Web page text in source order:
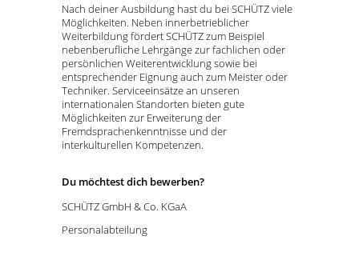
Nach deiner Ausbildung hast du bei SCHÜTZ viele
Möglichkeiten. Neben innerbetrieblicher
Weiterbildung fördert SCHÜTZ zum Beispiel
nebenberufliche Lehrgänge zur fachlichen oder
persönlichen Weiterentwicklung sowie bei
entsprechender Eignung auch zum Meister oder
Techniker. Serviceeinsätze an unseren
internationalen Standorten bieten gute
Möglichkeiten zur Erweiterung der
Fremdsprachenkenntnisse und der
interkulturellen Kompetenzen.
Du möchtest dich bewerben?
SCHÜTZ GmbH & Co. KGaA
Personalabteilung